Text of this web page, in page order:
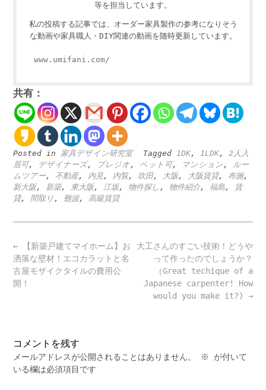
等を担当しています。
私の投稿する記事では、オーダー家具製作の参考になりそう
な動画や家具職人・DIY関連の動画を随時更新しています。
www.umifani.com/
共有：
Posted in 家具デザイン研究室 Tagged 1DK, 1LDK, 2人入
居可, デザイナーズ, プレジオ, ペット可, マンション, ルー
ムツアー, 不動産, 内見, 内覧, 吹田, 大阪, 大阪賃貸, 布施,
新大阪, 新築, 東大阪, 江坂, 物件探し , 物件紹介, 福島,
賃
貸, 間取り , 難波, 高級賃貸
Post
navigation
大工さんのすごい技術！どうや
って作ったのでしょうか？
（Great techique of a
Japanese carpenter! How
would you make it?) →
← 【新築戸建てマイホーム】お
洒落な壁材！エコカラットと名
古屋モザイクタイルの費用公
開！
コメントを残す
メールアドレスが公開されることはありません。 ※
が付いて
いる欄は必須項目です